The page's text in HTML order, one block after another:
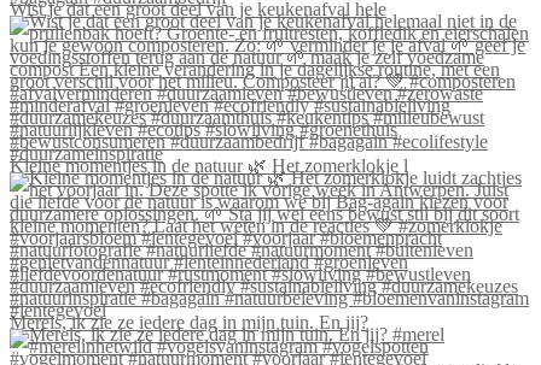
Wist je dat een groot deel van je keukenafval hele
Kleine momentjes in de natuur 🌿 Het zomerklokje l
Merels, ik zie ze iedere dag in mijn tuin. En jij?